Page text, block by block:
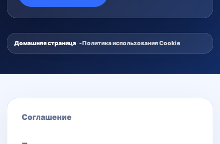
Домашняя страница Политика использования Cookie
Соглашение